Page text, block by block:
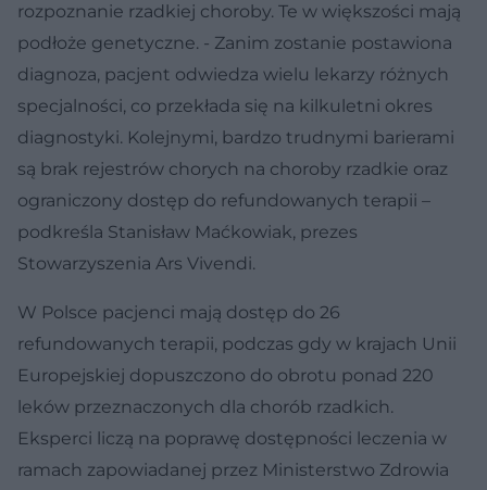
rozpoznanie rzadkiej choroby. Te w większości mają
podłoże genetyczne. - Zanim zostanie postawiona
diagnoza, pacjent odwiedza wielu lekarzy różnych
specjalności, co przekłada się na kilkuletni okres
diagnostyki. Kolejnymi, bardzo trudnymi barierami
są brak rejestrów chorych na choroby rzadkie oraz
ograniczony dostęp do refundowanych terapii –
podkreśla Stanisław Maćkowiak, prezes
Stowarzyszenia Ars Vivendi.
W Polsce pacjenci mają dostęp do 26
refundowanych terapii, podczas gdy w krajach Unii
Europejskiej dopuszczono do obrotu ponad 220
leków przeznaczonych dla chorób rzadkich.
Eksperci liczą na poprawę dostępności leczenia w
ramach zapowiadanej przez Ministerstwo Zdrowia